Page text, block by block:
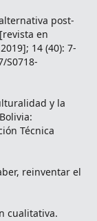
post-
en
14 (40): 7-
S0718-
y la
Técnica
reinventar el
cualitativa.